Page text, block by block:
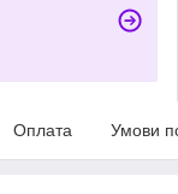
Оплата Умови